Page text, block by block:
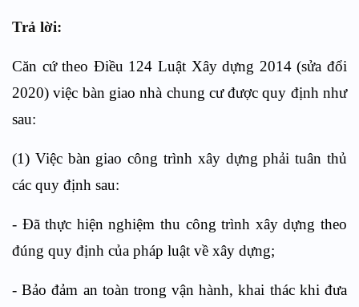
Trả lời:
Căn cứ theo Điều 124 Luật Xây dựng 2014 (sửa đổi
2020) việc bàn giao nhà chung cư được quy định như
sau:
(1) Việc bàn giao công trình xây dựng phải tuân thủ
các quy định sau:
- Đã thực hiện nghiệm thu công trình xây dựng theo
đúng quy định của pháp luật về xây dựng;
- Bảo đảm an toàn trong vận hành, khai thác khi đưa